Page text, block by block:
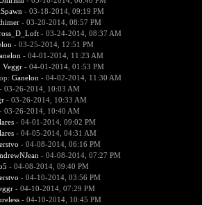
- 03-18-2014, 09:19 PM
- 03-20-2014, 08:57 PM
- 03-24-2014, 08:37 AM
- 03-25-2014, 12:51 PM
- 04-01-2014, 11:23 AM
Veggr- 04-01-2014, 01:53 PM
Ganelon - 04-02-2014, 11:30 AM
03-26-2014, 10:03 AM
- 03-26-2014, 10:33 AM
03-26-2014, 10:40 AM
- 04-01-2014, 09:02 PM
- 04-05-2014, 04:31 AM
- 04-08-2014, 06:16 PM
- 04-08-2014, 07:27 PM
- 04-08-2014, 09:40 PM
- 04-10-2014, 03:56 PM
- 04-10-2014, 07:29 PM
- 04-10-2014, 10:45 PM